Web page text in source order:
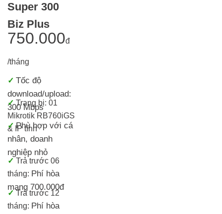
Super 300
Biz Plus
750.000đ
/tháng
✓ Tốc độ
download/upload:
300 Mbps
✓Trang bị: 01
Mikrotik RB760iGS
& IP tĩnh
✓Phù hợp với cá
nhân, doanh
nghiệp nhỏ
✓ Trả trước 06
tháng: Phí hòa
mạng 700.000đ
✓ Trả trước 12
tháng: Phí hòa